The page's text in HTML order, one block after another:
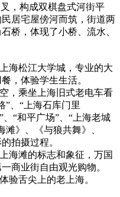
，构成双棋盘式河街平
居宅屋傍河而筑，街道两
桥，体现了小桥、流水、
海松江大学城，专业的大
，体验学生生活。
，乘坐上海旧式老电车看
”、“上海石库门里
“和平广场”、“上海老城
》、《与狼共舞》、
拍摄过程。
海滩的标志和象征，万国
商业街自由观光购物。
验舌尖上的老上海。